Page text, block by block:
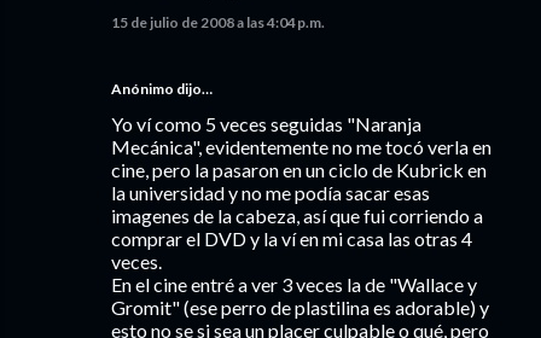
15 de julio de 2008 a las 4:04 p.m.
Anónimo dijo…
Yo ví como 5 veces seguidas "Naranja
Mecánica", evidentemente no me tocó verla en
cine, pero la pasaron en un ciclo de Kubrick en
la universidad y no me podía sacar esas
imagenes de la cabeza, así que fui corriendo a
comprar el DVD y la ví en mi casa las otras 4
veces.
En el cine entré a ver 3 veces la de "Wallace y
Gromit" (ese perro de plastilina es adorable) y
esto no se si sea un placer culpable o qué, pero